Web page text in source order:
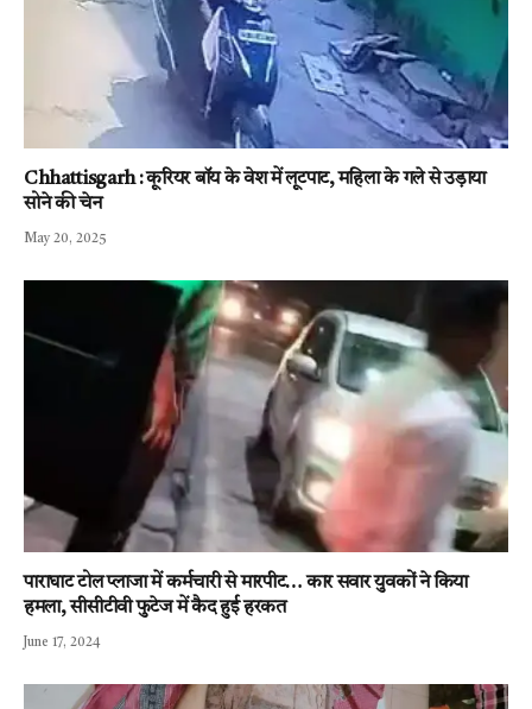
Chhattisgarh : कूरियर बॉय के वेश में लूटपाट, महिला के गले से उड़ाया
सोने की चेन
May 20, 2025
पाराघाट टोल प्लाजा में कर्मचारी से मारपीट… कार सवार युवकों ने किया
हमला, सीसीटीवी फुटेज में कैद हुई हरकत
June 17, 2024